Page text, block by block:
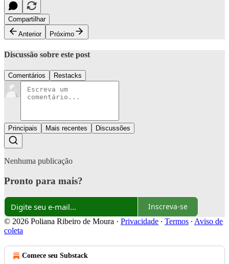
Compartilhar
Anterior
Próximo
Discussão sobre este post
Comentários Restacks
Principais Mais recentes Discussões
Nenhuma publicação
Pronto para mais?
Inscreva-se
© 2026 Poliana Ribeiro de Moura · Privacidade ∙ Termos ∙ Aviso de
coleta
Comece seu Substack